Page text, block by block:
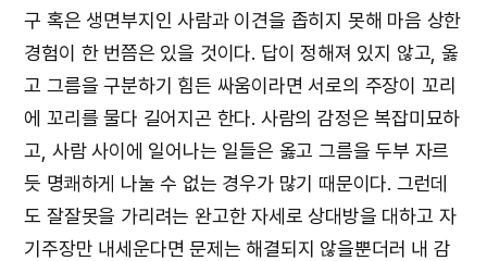
구 혹은 생면부지인 사람과 이견을 좁히지 못해 마음 상한
경험이 한 번쯤은 있을 것이다. 답이 정해져 있지 않고, 옳
고 그름을 구분하기 힘든 싸움이라면 서로의 주장이 꼬리
에 꼬리를 물다 길어지곤 한다. 사람의 감정은 복잡미묘하
고, 사람 사이에 일어나는 일들은 옳고 그름을 두부 자르
듯 명쾌하게 나눌 수 없는 경우가 많기 때문이다. 그런데
도 잘잘못을 가리려는 완고한 자세로 상대방을 대하고 자
기주장만 내세운다면 문제는 해결되지 않을뿐더러 내 감